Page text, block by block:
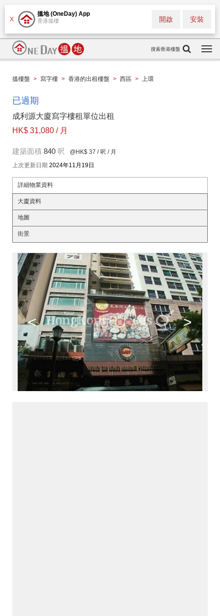
X
搵地 (OneDay) App
香港搵樓 安裝
開啟
搜索香港樓盤
搵樓盤 > 寫字樓 > 香港的出租樓盤 > 西區 > 上環
已過期
成利源大廈寫字樓租單位出租
HK$ 31,080 / 月
建築面積 840 呎 @HK$ 37 / 呎 / 月
上次更新日期 2024年11月19日
詳細物業資料
大廈資料
地圖
街景
< >